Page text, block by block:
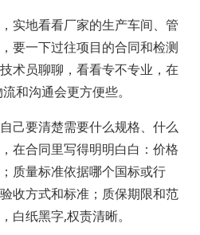
，实地看看厂家的生产车间、管
要一下过往项目的合同和检测
术员聊聊，看看专不专业，在
和沟通会更方便些。
自己要清楚需要什么规格、什么
在合同里写得明明白白：价格
质量标准依据哪个国标或行
收方式和标准；质保期限和范
白纸黑字,权责清晰。